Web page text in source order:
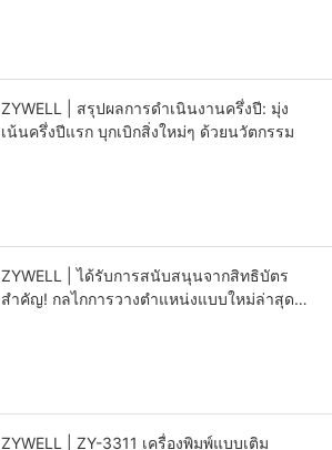
ZYWELL | สรุปผลการดำเนินงานครึ่งปี: มุ่ง
เน้นครึ่งปีแรก บุกเบิกสิ่งใหม่ๆ ด้วยนวัตกรรม
ZYWELL | ได้รับการสนับสนุนจากสิทธิบัตร
สำคัญ! กลไกการวางตำแหน่งแบบใหม่ล่าสุด
ZYWELL | ZY-3311 เครื่องพิมพ์แบบเติม